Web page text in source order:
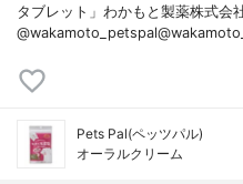
タブレット」わかもと製薬株式会
Pets Pal(ペッツパル)
オーラルクリーム